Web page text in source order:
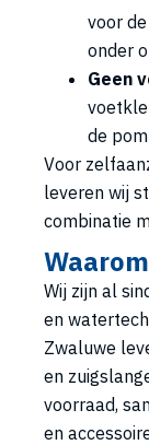
voor
onder
Geen
de
Voor
leveren wij
combinatie
Wij zijn al
en
Zwaluwe
en
voorraad,
en